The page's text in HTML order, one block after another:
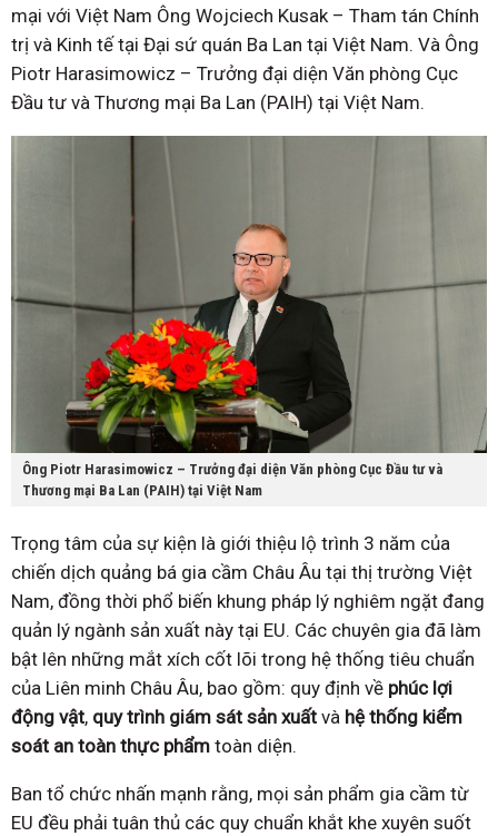
mại với Việt Nam Ông Wojciech Kusak – Tham tán Chính
trị và Kinh tế tại Đại sứ quán Ba Lan tại Việt Nam. Và Ông
Piotr Harasimowicz – Trưởng đại diện Văn phòng Cục
Đầu tư và Thương mại Ba Lan (PAIH) tại Việt Nam.
Ông Piotr Harasimowicz – Trưởng đại diện Văn phòng Cục Đầu tư và
Thương mại Ba Lan (PAIH) tại Việt Nam
Trọng tâm của sự kiện là giới thiệu lộ trình 3 năm của
chiến dịch quảng bá gia cầm Châu Âu tại thị trường Việt
Nam, đồng thời phổ biến khung pháp lý nghiêm ngặt đang
quản lý ngành sản xuất này tại EU. Các chuyên gia đã làm
bật lên những mắt xích cốt lõi trong hệ thống tiêu chuẩn
của Liên minh Châu Âu, bao gồm: quy định về phúc lợi
động vật, quy trình giám sát sản xuất và hệ thống kiểm
soát an toàn thực phẩm toàn diện.
Ban tổ chức nhấn mạnh rằng, mọi sản phẩm gia cầm từ
EU đều phải tuân thủ các quy chuẩn khắt khe xuyên suốt